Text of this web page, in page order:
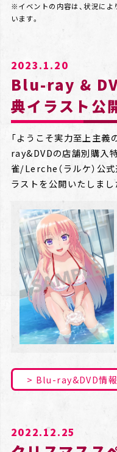
※イベントの内容は、状況に
います。
2023.1.20
Blu-ray &
典イラスト公
「ようこそ実力至上主
ray&DVDの店舗別購入
雀/Lerche（ラルケ）公
ラストを公開いたしまし
Blu-ray&DVD情報
2022.12.25